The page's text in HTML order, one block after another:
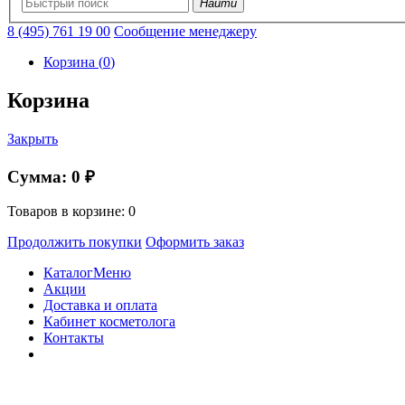
Найти
8 (495) 761 19 00 Сообщение менеджеру
Корзина (0)
Корзина
Закрыть
Сумма: 0 ₽
Товаров в корзине: 0
Продолжить покупки Оформить заказ
КаталогМеню
Акции
Доставка и оплата
Кабинет косметолога
Контакты